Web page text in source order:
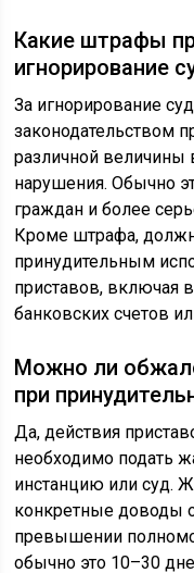
Какие штрафы
игнорирование
За игнорирование
законодательством
различной величины
нарушения. Обычно
граждан и более
Кроме штрафа,
принудительным
приставов, включая
банковских счетов
Можно ли
при
Да, действия
необходимо подать
инстанцию или суд.
конкретные доводы
превышении
обычно это 10–30